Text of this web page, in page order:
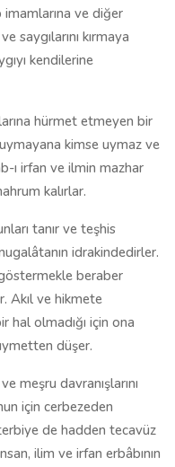
ve diğer
saygılarını kırmaya
kendilerine
hürmet etmeyen bir
kimse uymaz ve
ı irfan ve ilmin mazhar
kalırlar.
tanır ve teşhis
idrakindedirler.
göstermekle beraber
Akıl ve hikmete
hal olmadığı için ona
düşer.
meşru davranışlarını
için cerbezeden
de hadden tecavüz
ilim ve irfan erbâbının